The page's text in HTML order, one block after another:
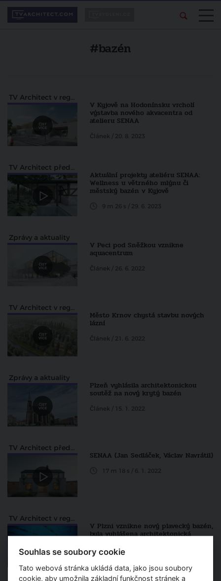
#bazén
TV Architect v regionech
V Kyjově na Hodonínsku vrcholí
výstavba nového akvacentra od
atelieru SENAA
Článek / 20. 8. 2023
TV Architect představuje
Aktuální projekty ateliéru SENAA:
Wellness u větrného mlýnu či
městský bazén v Kyjově
9 m 26 s / 29. 6. 2023
Zprávy a aktuality
V Peci pod Sněžkou vznikne
aquacentrum
Článek / 26. 6. 2022
TV Architect v regionech
Město Krnov chystá stavbu nových
lázní
Článek / 21. 6. 2022
Zprávy a aktuality
Plzeň vyhlásila architektonickou
soutěž na nový krytý bazén
Článek / 15. 1. 2022
TV Architect představuje
SENAA (Jan Sedláček, Václav Navrátil)
17 m 18 s / 6. 1. 2022
TV Architect v regionech
V Plzni vznikne nový plavecký bazén,
byla vyhlášena architektonická
Článek / 22. 11. 2021
Souhlas se soubory cookie
Tato webová stránka ukládá data, jako jsou soubory
cookie, aby umožnila základní funkčnost stránek a